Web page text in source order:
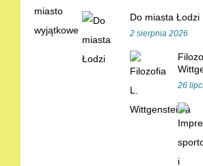
Do miasta Łodzi
2 sierpnia 2026
26